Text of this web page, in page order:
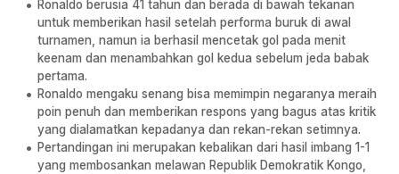
Ronaldo berusia 41 tahun dan berada di bawah tekanan
untuk memberikan hasil setelah performa buruk di awal
turnamen, namun ia berhasil mencetak gol pada menit
keenam dan menambahkan gol kedua sebelum jeda babak
pertama.
Ronaldo mengaku senang bisa memimpin negaranya meraih
poin penuh dan memberikan respons yang bagus atas kritik
yang dialamatkan kepadanya dan rekan-rekan setimnya.
Pertandingan ini merupakan kebalikan dari hasil imbang 1-1
yang membosankan melawan Republik Demokratik Kongo,